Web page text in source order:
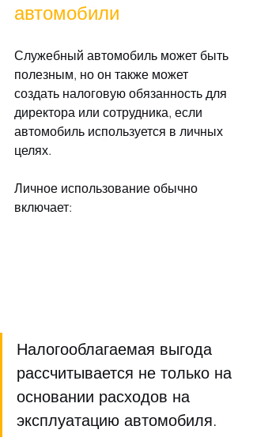
автомобили
Служебный автомобиль может быть
полезным, но он также может
создать налоговую обязанность для
директора или сотрудника, если
автомобиль используется в личных
целях.
Личное использование обычно
включает:
Налогооблагаемая выгода
рассчитывается не только на
основании расходов на
эксплуатацию автомобиля.